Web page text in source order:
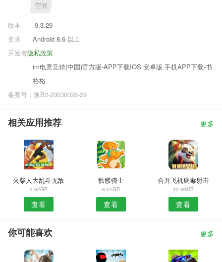
空间
版本
9.3.29
要求
Android 8.6 以上
隐私政策
开发者
im电竟竞猜(中国)官方版-APP下载IOS 安卓版 手机APP下载-书
格格
备案号：豫B2-20030028-29
相关应用推荐 更多
火柴人大乱斗无敌
2.92GB
查看
骷髅骑士
8.51GB
查看
合并飞机病毒射击
42.90MB
查看
你可能喜欢 更多